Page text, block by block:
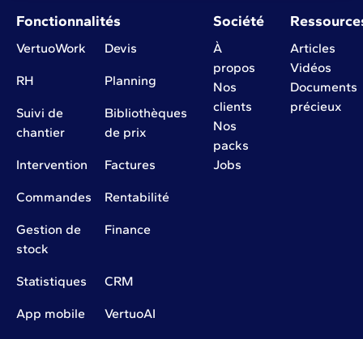
Fonctionnalités
VertuoWork Devis
RH Planning
Suivi de
chantier
Bibliothèques
de prix
Intervention Factures
Commandes Rentabilité
Gestion de
stock
Finance
Statistiques CRM
App mobile VertuoAI
Société
À
propos
Nos
clients
Nos
packs
Jobs
Articles
Vidéos
Documents
précieux